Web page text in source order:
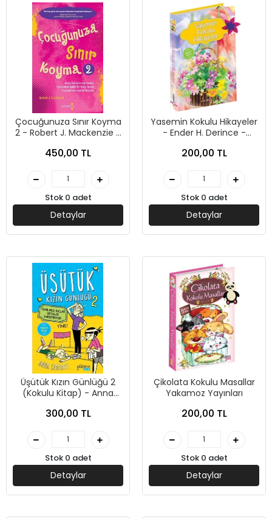
Çocuğunuza Sınır Koyma
2 - Robert J. Mackenzie -
450,00 TL
Stok 0 adet
Detaylar
Yasemin Kokulu Hikayeler
- Ender H. Derince -
200,00 TL
Stok 0 adet
Detaylar
Üşütük Kızın Günlüğü 2
(Kokulu Kitap) - Anna
Yayınevi
300,00 TL
Stok 0 adet
Detaylar
Çikolata Kokulu Masallar
Yakamoz Yayınları
200,00 TL
Stok 0 adet
Detaylar